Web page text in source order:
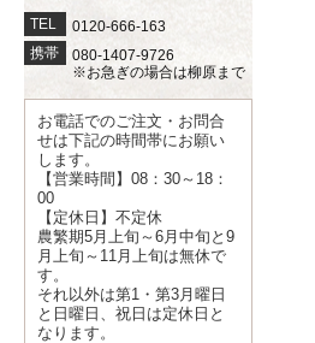
TEL
0120-666-163
携帯
080-1407-9726
※お急ぎの場合は柳原まで
お電話でのご注文・お問合
せは下記の時間帯にお願い
します。
【営業時間】08：30～18：
00
【定休日】不定休
農繁期5月上旬～6月中旬と9
月上旬～11月上旬は無休で
す。
それ以外は第1・第3月曜日
と日曜日、祝日は定休日と
なります。